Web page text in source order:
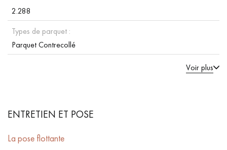
2.288
Types de parquet :
Parquet Contrecollé
Voir plus
ENTRETIEN ET POSE
La pose flottante